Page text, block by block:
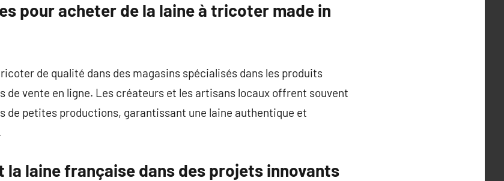
pour acheter de la laine à tricoter made in
de qualité dans des magasins spécialisés dans les produits
de vente en ligne. Les créateurs et les artisans locaux offrent souvent
de petites productions, garantissant une laine authentique et
laine française dans des projets innovants